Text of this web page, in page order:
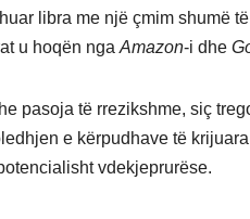
libra me një çmim shumë
u hoqën ngaAmazon-i dhe
pasoja të rrezikshme, siç
e kërpudhave të
vdekjeprurëse.